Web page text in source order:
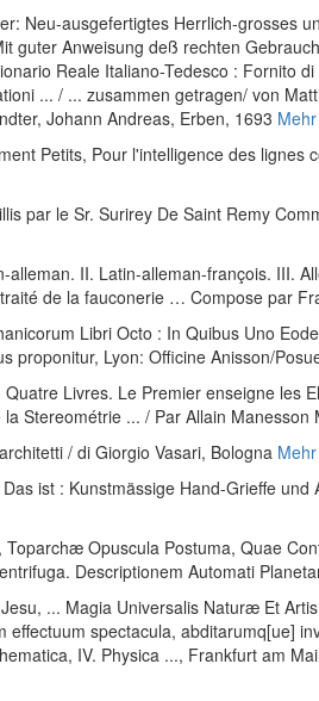
: Neu-ausgefertigtes Herrlich-grosses
guter Anweisung deß rechten
Reale Italiano-Tedesco : Fornito
... / ... zusammen getragen/ von
Johann Andreas, Erben, 1693 Mehr
Petits, Pour l'intelligence des
par le Sr. Surirey De Saint Remy
II. Latin-alleman-françois. III.
de la fauconerie … Compose par
Libri Octo : In Quibus Uno
proponitur, Lyon: Officine Anisson/
Livres. Le Premier enseigne les
Stereométrie ... / Par Allain Manesson
/ di Giorgio Vasari, Bologna Mehr
ist : Kunstmässige Hand-Grieffe
Opuscula Postuma, Quae
Descriptionem Automati
... Magia Universalis Naturæ Et
effectuum spectacula, abditarumq[ue]
IV. Physica ..., Frankfurt am